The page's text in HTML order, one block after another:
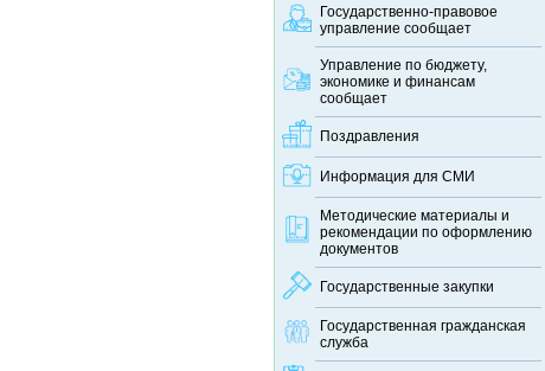
Государственно-правовое
управление сообщает
Управление по бюджету,
экономике и финансам
сообщает
Поздравления
Информация для СМИ
Методические материалы и
рекомендации по оформлению
документов
Государственные закупки
Государственная гражданская
служба